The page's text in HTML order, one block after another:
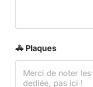
🚓 Plaques